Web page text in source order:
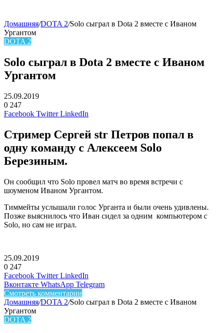
Домашняя/DOTA 2/Solo сыграл в Dota 2 вместе с Иваном
Ургантом
DOTA 2
Solo сыграл в Dota 2 вместе с Иваном
Ургантом
25.09.2019
0 247
Facebook Twitter LinkedIn
Cтример Сергей str Петров попал в
одну команду с Алексеем Solo
Березиным.
Он сообщил что Solo провел матч во время встречи с
шоуменом Иваном Ургантом.
Тиммейты услышали голос Урганта и были очень удивлены.
Позже выяснилось что Иван сидел за одним компьютером с
Solо, но сам не играл.
25.09.2019
0 247
Facebook Twitter LinkedIn
Вконтакте WhatsApp Telegram
Смотреть комментарии
Домашняя/DOTA 2/Solo сыграл в Dota 2 вместе с Иваном
Ургантом
DOTA 2